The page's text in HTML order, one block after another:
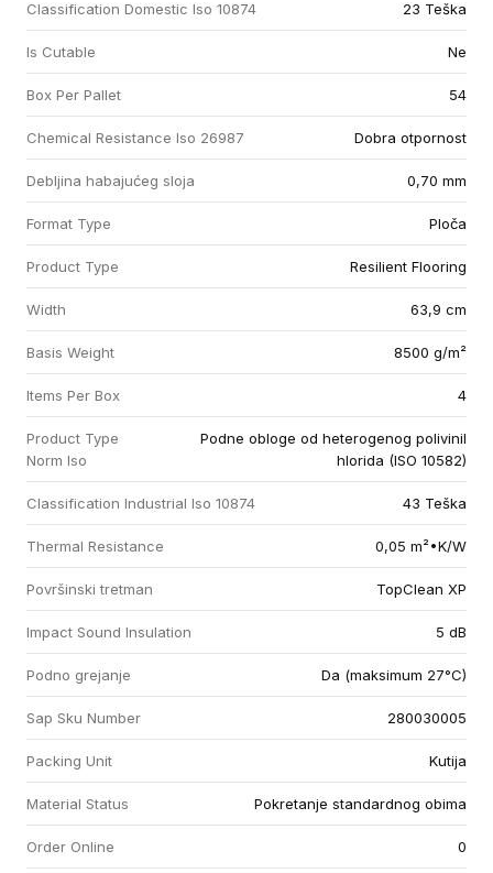
Classification Domestic Iso 10874 23 Teška
Is Cutable Ne
Box Per Pallet 54
Chemical Resistance Iso 26987 Dobra otpornost
Debljina habajućeg sloja 0,70 mm
Format Type Ploča
Product Type Resilient Flooring
Width 63,9 cm
Basis Weight 8500 g/m²
Items Per Box 4
Product Type
Norm Iso
Podne obloge od heterogenog polivinil
hlorida (ISO 10582)
Classification Industrial Iso 10874 43 Teška
Thermal Resistance 0,05 m²•K/W
Površinski tretman TopClean XP
Impact Sound Insulation 5 dB
Podno grejanje Da (maksimum 27°C)
Sap Sku Number 280030005
Packing Unit Kutija
Material Status Pokretanje standardnog obima
Order Online 0